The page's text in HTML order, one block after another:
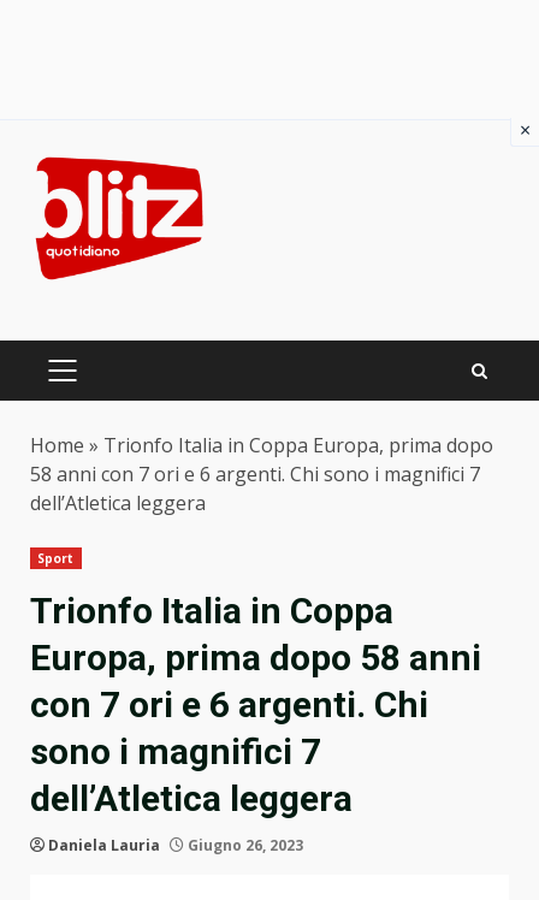
content
PRIMARY
Home » Trionfo Italia in Coppa Europa, prima dopo
58 anni con 7 ori e 6 argenti. Chi sono i magnifici 7
dell’Atletica leggera
Sport
Trionfo Italia in Coppa
Europa, prima dopo 58 anni
con 7 ori e 6 argenti. Chi
sono i magnifici 7
dell’Atletica leggera
Daniela Lauria Giugno 26, 2023
×